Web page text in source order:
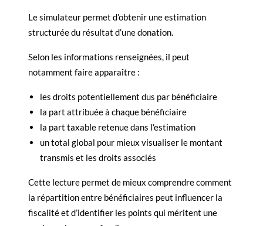
Le simulateur permet d’obtenir une estimation
structurée du résultat d’une donation.
Selon les informations renseignées, il peut
notamment faire apparaître :
les droits potentiellement dus par bénéficiaire
la part attribuée à chaque bénéficiaire
la part taxable retenue dans l’estimation
un total global pour mieux visualiser le montant
transmis et les droits associés
Cette lecture permet de mieux comprendre comment
la répartition entre bénéficiaires peut influencer la
fiscalité et d’identifier les points qui méritent une